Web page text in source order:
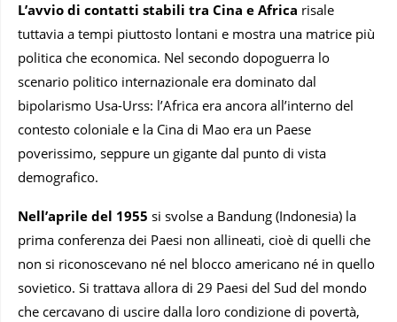
L’avvio di contatti stabili tra Cina e Africa risale
tuttavia a tempi piuttosto lontani e mostra una matrice più
politica che economica. Nel secondo dopoguerra lo
scenario politico internazionale era dominato dal
bipolarismo Usa-Urss: l’Africa era ancora all’interno del
contesto coloniale e la Cina di Mao era un Paese
poverissimo, seppure un gigante dal punto di vista
demografico.
Nell’aprile del 1955 si svolse a Bandung (Indonesia) la
prima conferenza dei Paesi non allineati, cioè di quelli che
non si riconoscevano né nel blocco americano né in quello
sovietico. Si trattava allora di 29 Paesi del Sud del mondo
che cercavano di uscire dalla loro condizione di povertà,